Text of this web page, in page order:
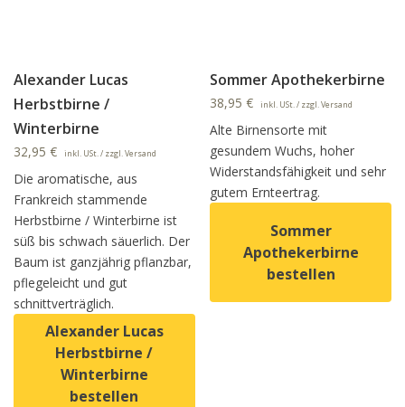
Alexander Lucas
Herbstbirne /
Winterbirne
32,95 € inkl. USt. / zzgl. Versand
Die aromatische, aus
Frankreich stammende
Herbstbirne / Winterbirne ist
süß bis schwach säuerlich. Der
Baum ist ganzjährig pflanzbar,
pflegeleicht und gut
schnittverträglich.
Alexander Lucas
Herbstbirne /
Winterbirne
bestellen
Sommer Apothekerbirne
38,95€ inkl. USt. / zzgl. Versand
Alte Birnensorte mit
gesundem Wuchs, hoher
Widerstandsfähigkeit und sehr
gutem Ernteertrag.
Sommer
Apothekerbirne
bestellen